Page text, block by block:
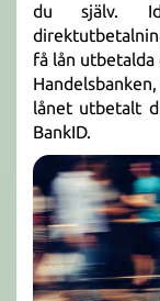
du själv.
få lån utbetalda
lånet utbetalt
BankID.